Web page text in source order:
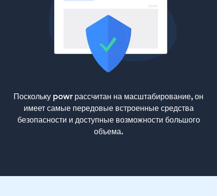
Поскольку powr рассчитан на масштабирование, он
имеет самые передовые встроенные средства
безопасности и доступные возможности большого
объема.